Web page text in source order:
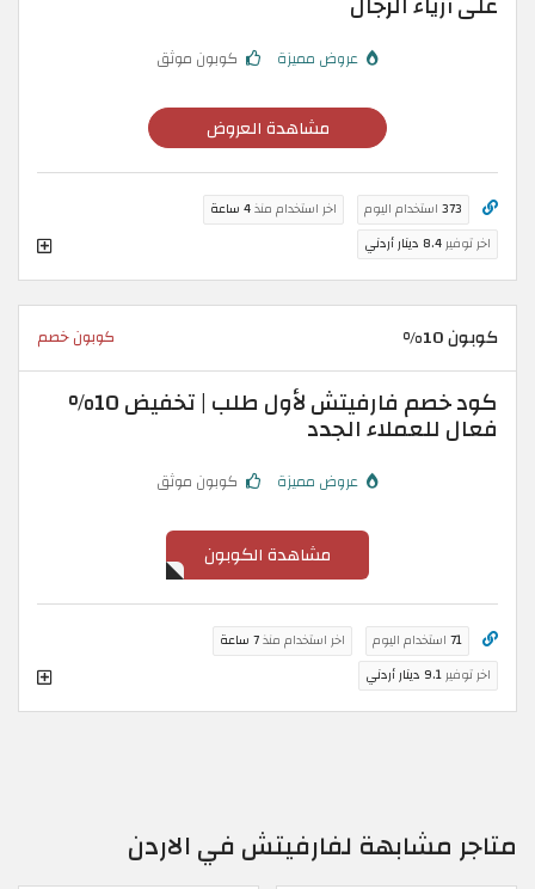
عروض مميزة كوبون موثق
مشاهدة العروض
373 استخدام اليوم اخر استخدام منذ4 ساعة
اخر توفير8.4 دينار أردني
كوبون 10% كوبون خصم
كود خصم فارفيتش لأول طلب | تخفيض 10%
فعال للعملاء الجدد
عروض مميزة كوبون موثق
مشاهدة الكوبون
71 استخدام اليوم اخر استخدام منذ7 ساعة
اخر توفير9.1 دينار أردني
متاجر مشابهة لفارفيتش في الاردن